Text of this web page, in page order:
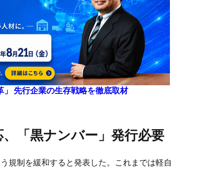
先行企業の生存戦略を徹底取材
、「黒ナンバー」発行必要
規制を緩和すると発表した。これまでは軽自